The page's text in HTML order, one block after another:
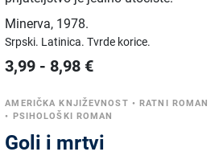
Minerva, 1978.
Srpski. Latinica.Tvrde korice.
3,99 - 8,98 €
AMERIČKA KNJIŽEVNOST • RATNI ROMAN
•
PSIHOLOŠKI ROMAN
Goli i mrtvi